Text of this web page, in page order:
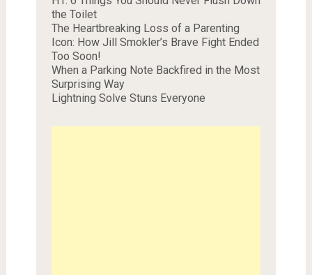
the Toilet
The Heartbreaking Loss of a Parenting
Icon: How Jill Smokler’s Brave Fight Ended
Too Soon!
When a Parking Note Backfired in the Most
Surprising Way
Lightning Solve Stuns Everyone